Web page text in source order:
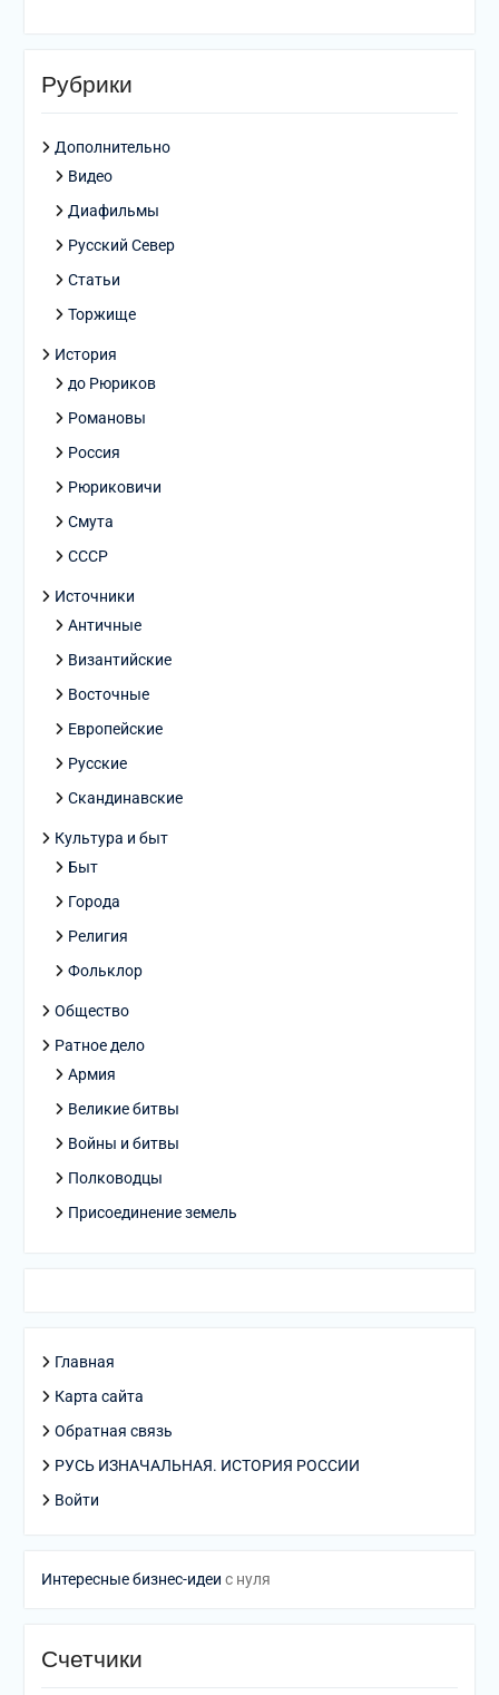
Рубрики
Дополнительно
Видео
Диафильмы
Русский Север
Статьи
Торжище
История
до Рюриков
Романовы
Россия
Рюриковичи
Смута
СССР
Источники
Античные
Византийские
Восточные
Европейские
Русские
Скандинавские
Культура и быт
Быт
Города
Религия
Фольклор
Общество
Ратное дело
Армия
Великие битвы
Войны и битвы
Полководцы
Присоединение земель
Главная
Карта сайта
Обратная связь
РУСЬ ИЗНАЧАЛЬНАЯ. ИСТОРИЯ РОССИИ
Войти
Интересные бизнес-идеи с нуля
Счетчики